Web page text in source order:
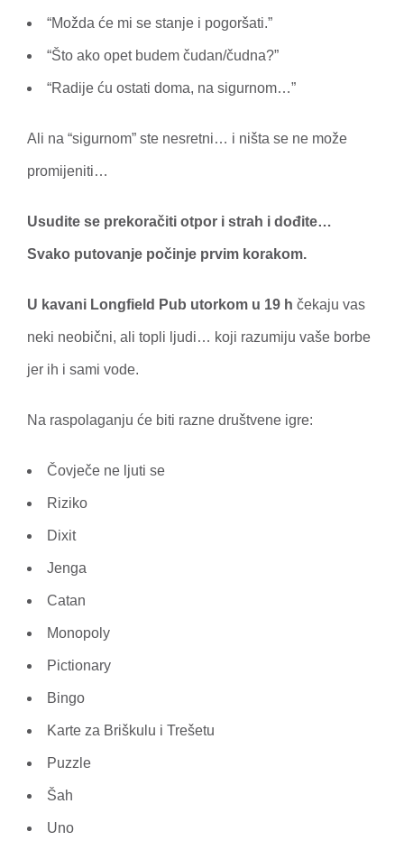
“Možda će mi se stanje i pogoršati.”
“Što ako opet budem čudan/čudna?”
“Radije ću ostati doma, na sigurnom…”
Ali na “sigurnom” ste nesretni… i ništa se ne može
promijeniti…
Usudite se prekoračiti otpor i strah i dođite…
Svako putovanje počinje prvim korakom.
U kavani Longfield Pub utorkom u 19 h čekaju vas
neki neobični, ali topli ljudi… koji razumiju vaše borbe
jer ih i sami vode.
Na raspolaganju će biti razne društvene igre:
Čovječe ne ljuti se
Riziko
Dixit
Jenga
Catan
Monopoly
Pictionary
Bingo
Karte za Briškulu i Trešetu
Puzzle
Šah
Uno